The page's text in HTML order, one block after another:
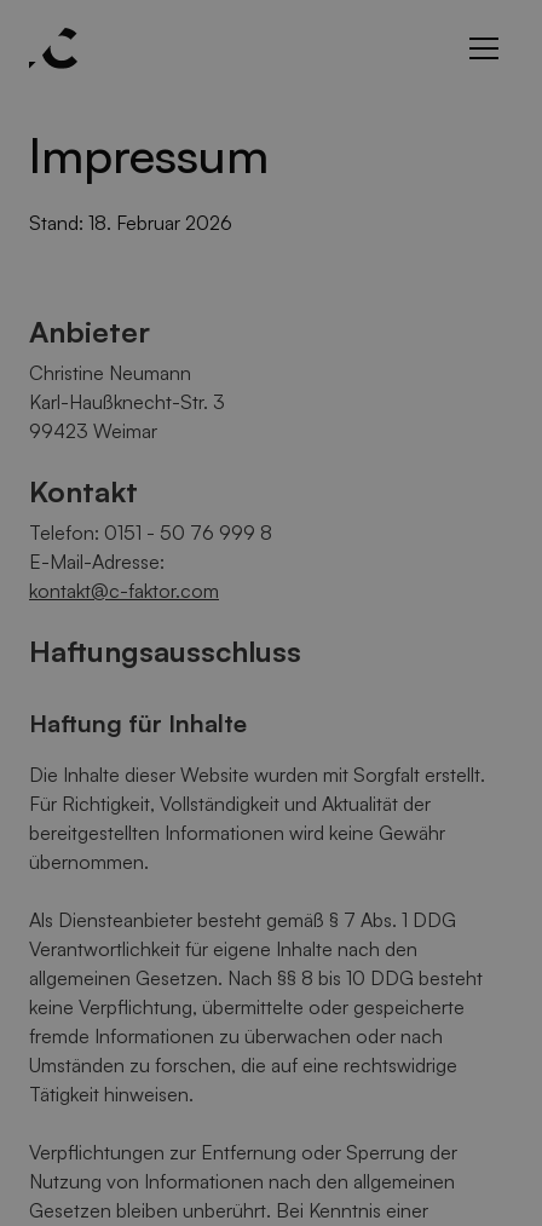
Impressum
Stand: 18. Februar 2026
Anbieter
Christine Neumann
Karl-Haußknecht-Str. 3
99423 Weimar
Kontakt
Telefon: 0151 - 50 76 999 8
E-Mail-Adresse:
kontakt@c-faktor.com
Haftungsausschluss
Haftung für Inhalte
Die Inhalte dieser Website wurden mit Sorgfalt erstellt.
Für Richtigkeit, Vollständigkeit und Aktualität der
bereitgestellten Informationen wird keine Gewähr
übernommen.
Als Diensteanbieter besteht gemäß § 7 Abs. 1 DDG
Verantwortlichkeit für eigene Inhalte nach den
allgemeinen Gesetzen. Nach §§ 8 bis 10 DDG besteht
keine Verpflichtung, übermittelte oder gespeicherte
fremde Informationen zu überwachen oder nach
Umständen zu forschen, die auf eine rechtswidrige
Tätigkeit hinweisen.
Verpflichtungen zur Entfernung oder Sperrung der
Nutzung von Informationen nach den allgemeinen
Gesetzen bleiben unberührt. Bei Kenntnis einer